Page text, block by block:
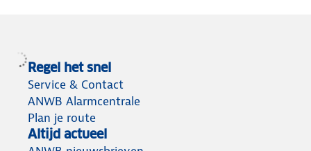
Regel het snel
Service & Contact
ANWB Alarmcentrale
Plan je route
Altijd actueel